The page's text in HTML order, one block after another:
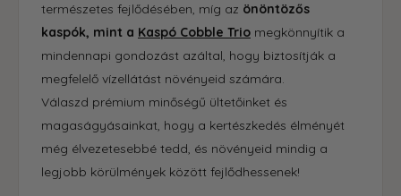
természetes fejlődésében, míg az önöntözős
kaspók, mint a Kaspó Cobble Trio megkönnyítik a
mindennapi gondozást azáltal, hogy biztosítják a
megfelelő vízellátást növényeid számára.
Válaszd prémium minőségű ültetőinket és
magaságyásainkat, hogy a kertészkedés élményét
még élvezetesebbé tedd, és növényeid mindig a
legjobb körülmények között fejlődhessenek!